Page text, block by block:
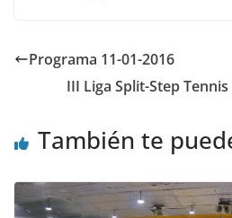
Programa 11-01-2016
III Liga Split-Step
También te